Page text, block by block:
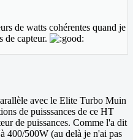
de watts cohérentes quand je
de capteur.
avec le Elite Turbo Muin
de puisssances de ce HT
de puissances. Comme l'a dit
400/500W (au delà je n'ai pas